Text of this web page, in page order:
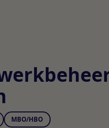
MBO/HBO